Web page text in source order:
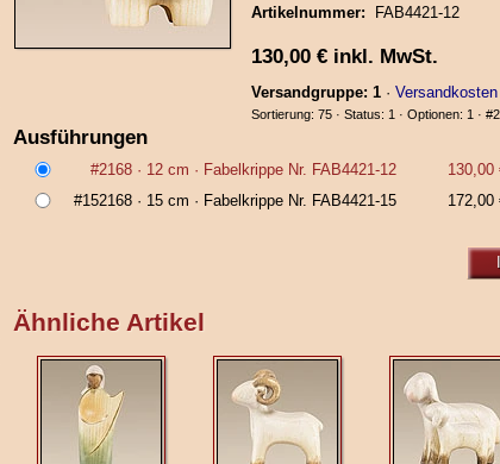
Artikelnummer: FAB4421-12
130,00 €inkl. MwSt.
Versandgruppe: 1·
Sortierung: 75 · Status: 1 · Optionen: 1 ·
Ausführungen
#2168· 12 cm · Fabelkrippe Nr. FAB4421-12
130,00
#152168· 15 cm · Fabelkrippe Nr. FAB4421-15 172,00
Ähnliche Artikel